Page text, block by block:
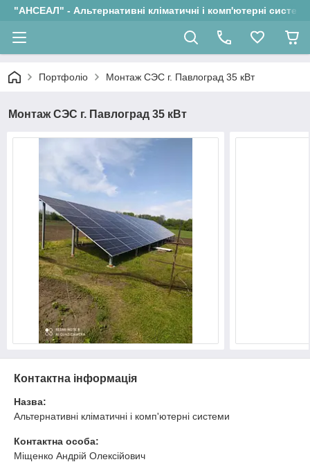
"АНСЕАЛ" - Альтернативні кліматичні і комп'ютерні системи
Портфоліо Монтаж СЭС г. Павлоград 35 кВт
Монтаж СЭС г. Павлоград 35 кВт
Контактна інформація
Назва:
Альтернативні кліматичні і комп'ютерні системи
Контактна особа:
Міщенко Андрій Олексійович